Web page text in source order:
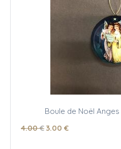
Boule de Noël
4.00 € 3.00 €